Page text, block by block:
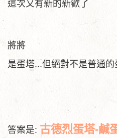
這次又有新的新歡了
將將
是蛋塔...但絕對不是普通
答案是: 古德烈蛋塔-鹹